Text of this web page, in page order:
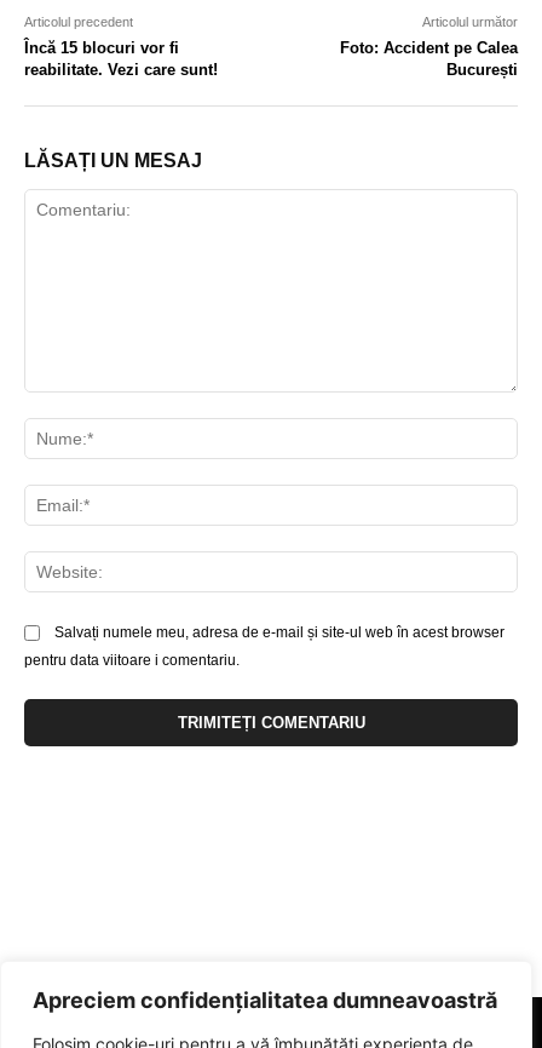
Apreciem confidențialitatea dumneavoastră
Folosim cookie-uri pentru a vă îmbunătăți experiența de
Articolul precedent
Încă 15 blocuri vor fi
reabilitate. Vezi care sunt!
Articolul următor
Foto: Accident pe Calea
București
LĂSAȚI UN MESAJ
Salvați numele meu, adresa de e-mail și site-ul web în acest browser
pentru data viitoare i comentariu.